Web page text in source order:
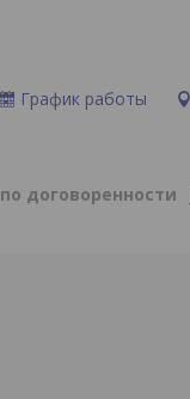
График работы
по договоренности